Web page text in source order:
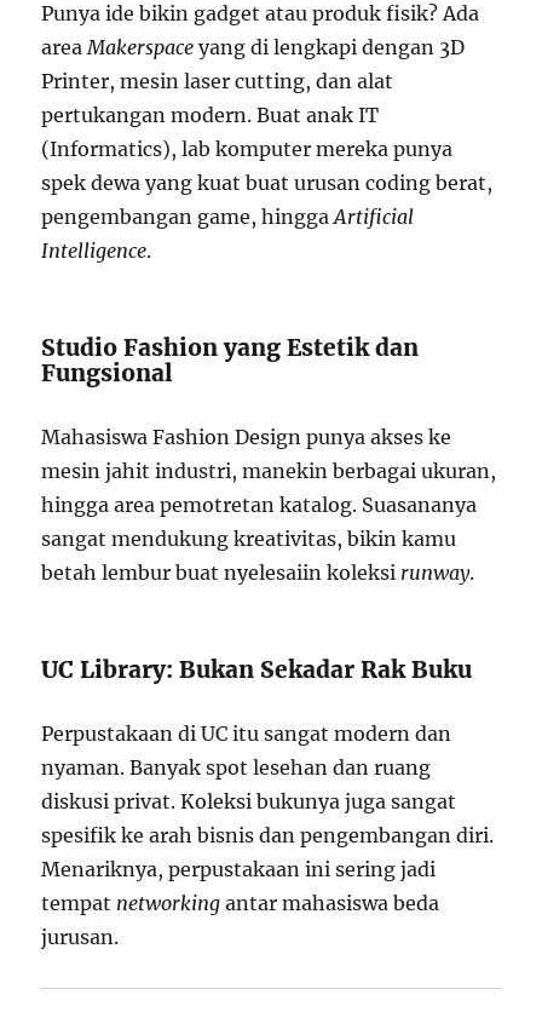
Punya ide bikin gadget atau produk fisik? Ada
areaMakerspace yang di lengkapi dengan 3D
Printer, mesin laser cutting, dan alat
pertukangan modern. Buat anak IT
(Informatics), lab komputer mereka punya
spek dewa yang kuat buat urusan coding berat,
pengembangan game, hinggaArtificial
Intelligence.
Studio Fashion yang Estetik dan
Fungsional
Mahasiswa Fashion Design punya akses ke
mesin jahit industri, manekin berbagai ukuran,
hingga area pemotretan katalog. Suasananya
sangat mendukung kreativitas, bikin kamu
betah lembur buat nyelesaiin koleksi runway.
UC Library: Bukan Sekadar Rak Buku
Perpustakaan di UC itu sangat modern dan
nyaman. Banyak spot lesehan dan ruang
diskusi privat. Koleksi bukunya juga sangat
spesifik ke arah bisnis dan pengembangan diri.
Menariknya, perpustakaan ini sering jadi
tempat networking antar mahasiswa beda
jurusan.